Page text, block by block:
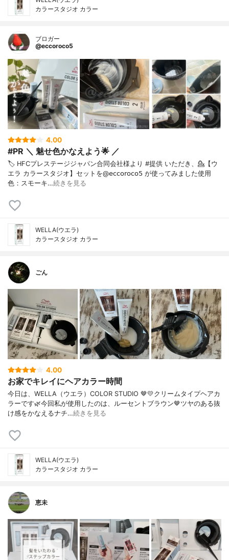
カラースタジオ カラー
ブロガー
@eccoroco5
4.00
#PR ＼ 魅せ色かなえよう🌟 ／
🏷️ HFCプレステージジャパン合同会社様より #提供 いただき、⁡💁【ウ
エラ カラースタジオ】セットを@𝖾𝖼𝖼𝗈𝗋𝗈𝖼𝗈𝟧 が使ってみました⁡使用
色：スモーキ…続きを見る
WELLA(ウエラ)
カラースタジオ カラー
ごん
4.00
お家でキレイにヘアカラー時間
今日は、WELLA（ウエラ）COLOR STUDIO 🤎💛クリームタイプヘアカ
ラーです🌿今回私が使用したのは、ルーセントブラウン🤎ツヤのある抜
け感をかなえるナチ…続きを見る
WELLA(ウエラ)
カラースタジオ カラー
恵未